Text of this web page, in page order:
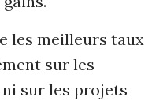
les meilleurs taux
sur les
sur les projets